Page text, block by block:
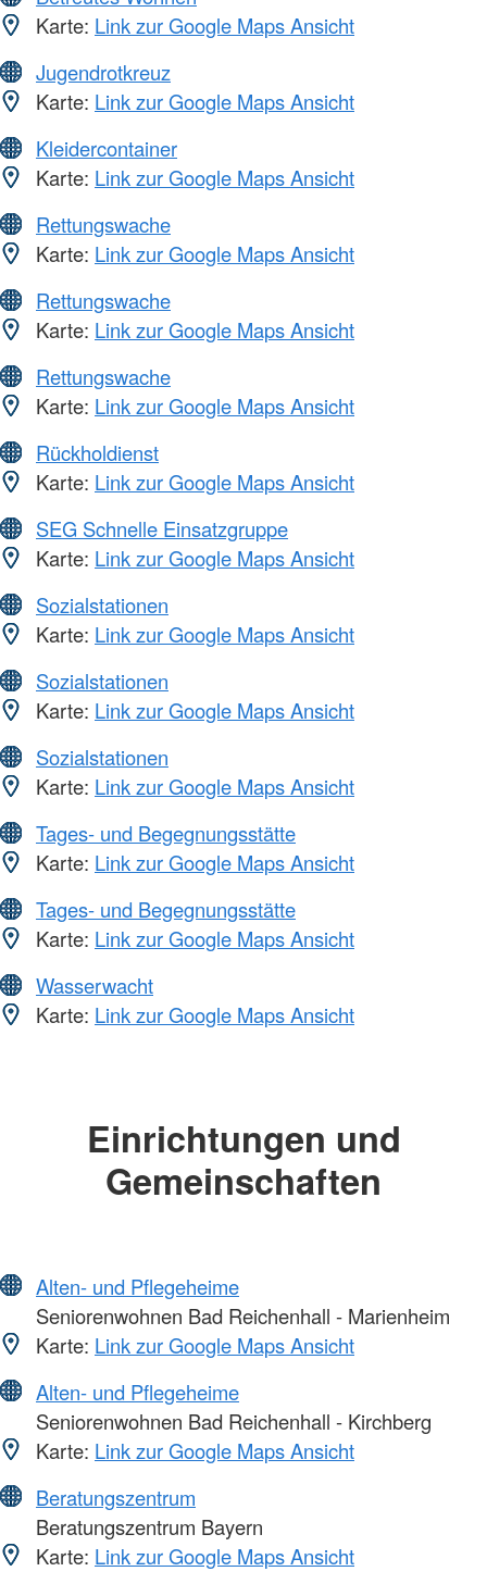
Karte: Link zur Google Maps Ansicht
Jugendrotkreuz
Karte: Link zur Google Maps Ansicht
Kleidercontainer
Karte: Link zur Google Maps Ansicht
Rettungswache
Karte: Link zur Google Maps Ansicht
Rettungswache
Karte: Link zur Google Maps Ansicht
Rettungswache
Karte: Link zur Google Maps Ansicht
Rückholdienst
Karte: Link zur Google Maps Ansicht
SEG Schnelle Einsatzgruppe
Karte: Link zur Google Maps Ansicht
Sozialstationen
Karte: Link zur Google Maps Ansicht
Sozialstationen
Karte: Link zur Google Maps Ansicht
Sozialstationen
Karte: Link zur Google Maps Ansicht
Tages- und Begegnungsstätte
Karte: Link zur Google Maps Ansicht
Tages- und Begegnungsstätte
Karte: Link zur Google Maps Ansicht
Wasserwacht
Karte: Link zur Google Maps Ansicht
Einrichtungen und
Gemeinschaften
Alten- und Pflegeheime
Seniorenwohnen Bad Reichenhall - Marienheim
Karte: Link zur Google Maps Ansicht
Alten- und Pflegeheime
Seniorenwohnen Bad Reichenhall - Kirchberg
Karte: Link zur Google Maps Ansicht
Beratungszentrum
Beratungszentrum Bayern
Karte: Link zur Google Maps Ansicht